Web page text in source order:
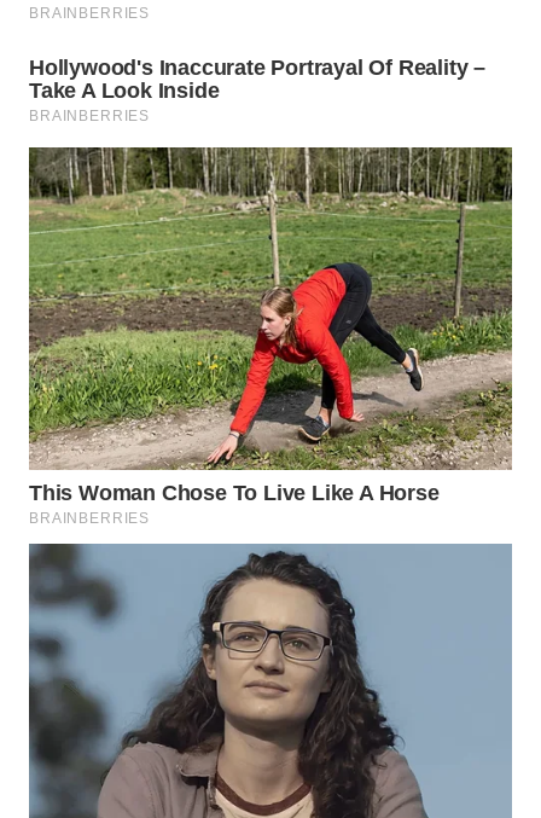
TANGERANG
BINJAI
WN
CIREBON
WN
INDRAMAYU
WN
KUNINGAN
WN
MAJALENGKA
WN
SUBANG
SUKABUMI
WN
PURWAKARTA